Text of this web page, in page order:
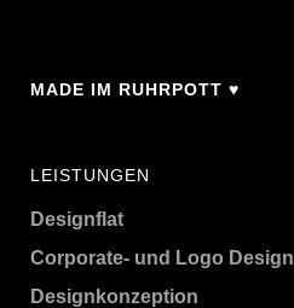
MADE IM RUHRPOTT ♥
LEISTUNGEN
Designflat
Corporate- und Logo Design
Designkonzeption